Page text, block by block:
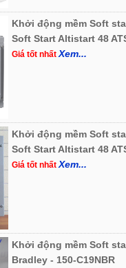
Khởi động mềm Soft
Soft Start Altistart 48
Giá tốt nhấtXem...
Khởi động mềm Soft
Soft Start Altistart 48
Giá tốt nhấtXem...
Khởi động mềm Soft
Bradley - 150-C19NBR